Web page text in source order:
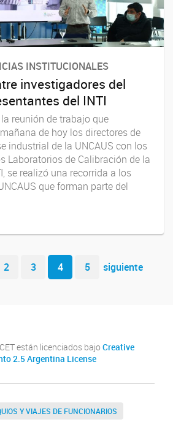
INSTITUCIONALES
investigadores del
del INTI
reunión de trabajo que
de hoy los directores de
industrial de la UNCAUS con los
Laboratorios de Calibración de la
se realizó una recorrida a los
que forman parte del
artículos
2 3 4 5 siguiente
están licenciados bajo Creative
2.5 Argentina License
Y VIAJES DE FUNCIONARIOS